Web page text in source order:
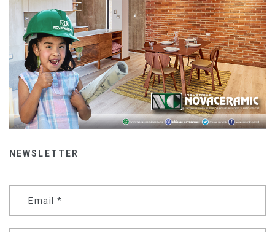
NEWSLETTER
Email *